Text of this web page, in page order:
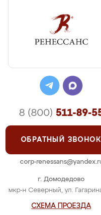
г. Домодедово
мкр-н Северный, ул.
СХЕМА ПРОЕЗДА
8 (800) 511-89-
ОБРАТНЫЙ ЗВОНОК
corp-